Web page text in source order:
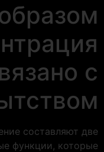
с
составляют две
функции, которые